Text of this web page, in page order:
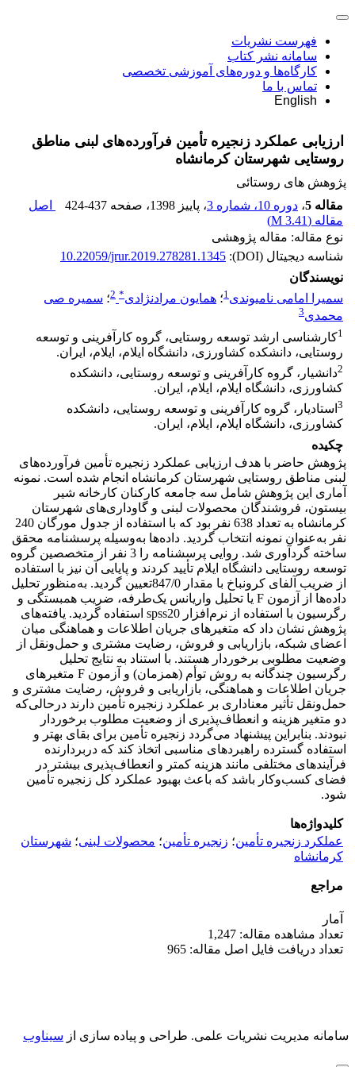
فهرست نشریات
سامانه نشر کتاب
کارگاه‌ها و دوره‌های آموزشی تخصصی
تماس با ما
English
ارزیابی عملکرد زنجیره تأمین فرآورده‌های لبنی مناطق
روستایی شهرستان کرمانشاه
پژوهش های روستائی
مقاله 5
، دوره 10، شماره 3 ، پاییز 1398 ، صفحه 424-437
اصل
مقاله (3.41 M
)
نوع مقاله: مقاله پژوهشی
شناسه دیجیتال (DOI):
10.22059/jrur.2019.278281.1345
نویسندگان
سمیرا امامی نامیوندی1؛ همایون مرادنژادی*
2؛ سمیره صی
محمدی3
1کارشناسی ارشد توسعه روستایی، گروه کارآفرینی و توسعه
روستایی، دانشکده کشاورزی، دانشگاه ایلام، ایلام، ایران.
2دانشیار، گروه کارآفرینی و توسعه روستایی، دانشکده
کشاورزی، دانشگاه ایلام، ایلام، ایران.
3 استادیار، گروه کارآفرینی و توسعه روستایی، دانشکده
کشاورزی، دانشگاه ایلام، ایلام، ایران.
چکیده
پژوهش حاضر با هدف ارزیابی عملکرد زنجیره تأمین فرآورده‌های
لبنی مناطق روستایی شهرستان کرمانشاه انجام شده است. نمونه
آماری این پژوهش شامل سه جامعه کارکنان کارخانه شیر
بیستون، فروشندگان محصولات لبنی و گاوداری‌های شهرستان
کرمانشاه به تعداد 638 نفر بود که با استفاده از جدول مورگان 240
نفر به‌عنوان نمونه انتخاب گردید. داده‌ها به‌وسیله پرسشنامه محقق
ساخته گردآوری شد. روایی پرسشنامه را 3 نفر از متخصصین گروه
توسعه روستایی دانشگاه ایلام تأیید کردند و پایایی آن نیز با استفاده
از ضریب آلفای کرونباخ با مقدار 847/0تعیین گردید. به‌منظور تحلیل
داده‌ها از آزمون F یا تحلیل واریانس یک‌طرفه، ضریب همبستگی و
رگرسیون با استفاده از نرم‌افزار spss20 استفاده گردید. یافته‌های
پژوهش نشان داد که متغیرهای جریان اطلاعات و هماهنگی میان
اعضای شبکه، بازاریابی و فروش، رضایت مشتری و حمل‌ونقل از
وضعیت مطلوبی برخوردار هستند. با استناد به نتایج تحلیل
رگرسیون چندگانه به روش توأم (همزمان) و آزمون F متغیرهای
جریان اطلاعات و هماهنگی، بازاریابی و فروش، رضایت مشتری و
حمل‌ونقل تأثیر معناداری بر عملکرد زنجیره تأمین دارند درحالی‌که
دو متغیر هزینه و انعطاف‌پذیری از وضعیت مطلوب برخوردار
نبودند. بنابراین پیشنهاد می‌گردد زنجیره تأمین برای بقای بهتر و
استفاده گسترده راهبردهای مناسبی اتخاذ کند که دربردارنده
فرآیندهای مختلفی مانند هزینه کمتر و انعطاف‌پذیری بیشتر در
فضای کسب‌وکار باشد که باعث بهبود عملکرد کل زنجیره تأمین
شود.
کلیدواژه‌ها
عملکرد زنجیره تأمین؛ زنجیره تأمین؛ محصولات لبنی؛ شهرستان
کرمانشاه
مراجع
آمار
تعداد مشاهده مقاله: 1,247
تعداد دریافت فایل اصل مقاله: 965
سامانه مدیریت نشریات علمی. طراحی و پیاده سازی از سیناوب